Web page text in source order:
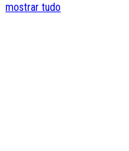
mostrar tudo